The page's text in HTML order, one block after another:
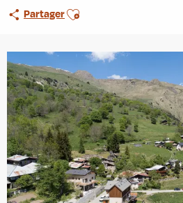
PartagerAjouter aux favoris